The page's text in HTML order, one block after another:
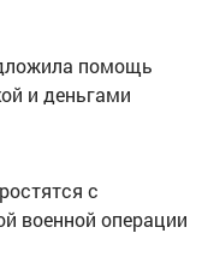
помощь
и деньгами
с
военной операции